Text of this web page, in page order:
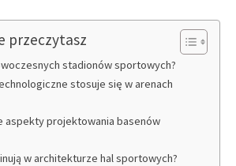
przeczytasz
stadionów sportowych?
stosuje się w arenach
aspekty projektowania basenów
w architekturze hal sportowych?